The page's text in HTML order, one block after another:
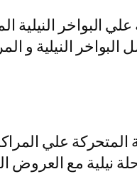
البواخر
النيلية و
علي
نيلية مع العروض